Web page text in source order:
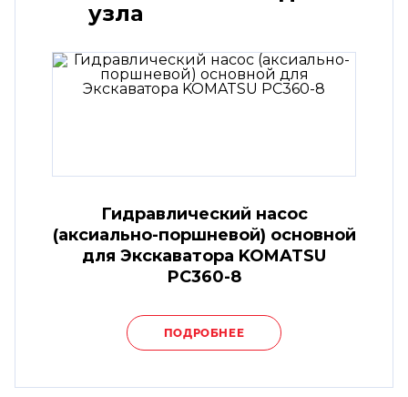
узла
Гидравлический насос
(аксиально-поршневой) основной
для Экскаватора KOMATSU
PC360-8
ПОДРОБНЕЕ